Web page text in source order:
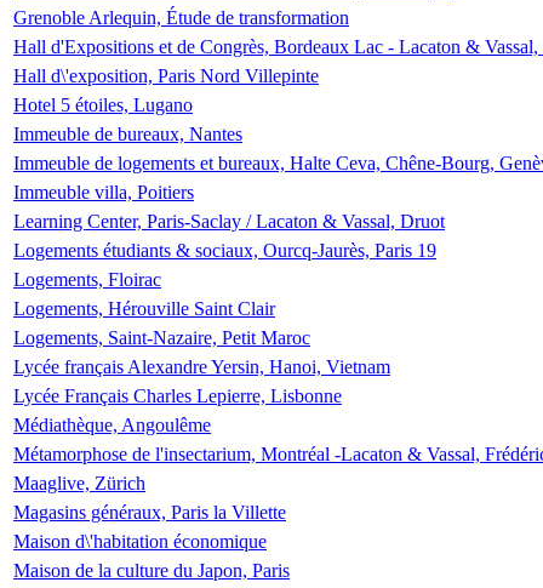
Grenoble Arlequin, Étude de transformation
Hall d'Expositions et de Congrès, Bordeaux Lac - Lacaton &
Hall d\'exposition, Paris Nord Villepinte
Hotel 5 étoiles, Lugano
Immeuble de bureaux, Nantes
Immeuble de logements et bureaux, Halte Ceva, Chêne-Bourg,
Immeuble villa, Poitiers
Learning Center, Paris-Saclay / Lacaton & Vassal, Druot
Logements étudiants & sociaux, Ourcq-Jaurès, Paris 19
Logements, Floirac
Logements, Hérouville Saint Clair
Logements, Saint-Nazaire, Petit Maroc
Lycée français Alexandre Yersin, Hanoi, Vietnam
Lycée Français Charles Lepierre, Lisbonne
Médiathèque, Angoulême
Métamorphose de l'insectarium, Montréal -Lacaton & Vassal,
Maaglive, Zürich
Magasins généraux, Paris la Villette
Maison d\'habitation économique
Maison de la culture du Japon, Paris